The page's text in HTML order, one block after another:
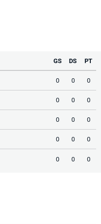
GS DS PT
0 0 0
0 0 0
0 0 0
0 0 0
0 0 0